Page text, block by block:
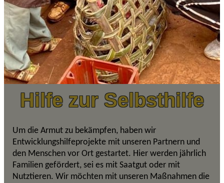
Hilfe zur Selbsthilfe
Um die Armut zu bekämpfen, haben wir
Entwicklungshilfeprojekte mit unseren Partnern und
den Menschen vor Ort gestartet. Hier werden jährlich
Familien gefördert, sei es mit Saatgut oder mit
Nutztieren. Wir möchten mit unseren Maßnahmen die